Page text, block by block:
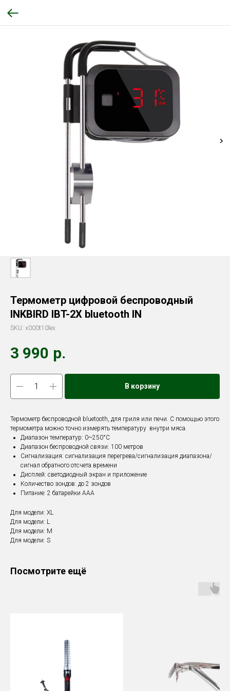
Термометр цифровой беспроводный
INKBIRD IBT-2X bluetooth IN
SKU: x000t10lex
3 990 р.
В корзину
Термометр беспроводной bluetooth, для гриля или печи. С помощью этого
термометра можно точно измерять температуру внутри мяса.
Диапазон температур: 0~250°C
Диапазон беспроводной связи: 100 метров
Сигнализация: сигнализация перегрева/сигнализация диапазона/
сигнал обратного отсчета времени
Дисплей: светодиодный экран и приложение
Количество зондов: до 2 зондов
Питание: 2 батарейки ААА
Для модели: XL
Для модели: L
Для модели: M
Для модели: S
Посмотрите ещё